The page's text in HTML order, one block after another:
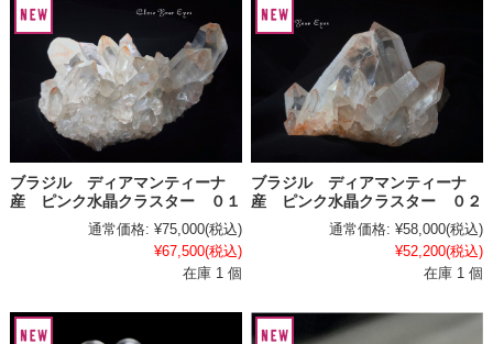
ブラジル ディアマンティーナ
産 ピンク水晶クラスター ０１
通常価格: ¥75,000(税込)
¥67,500(税込)
在庫 1 個
ブラジル ディアマンティーナ
産 ピンク水晶クラスター ０２
通常価格: ¥58,000(税込)
¥52,200(税込)
在庫 1 個